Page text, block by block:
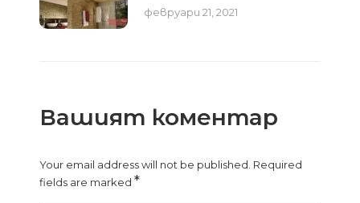
февруари 21, 2021
Вашият коментар
Your email address will not be published. Required
fields are marked*